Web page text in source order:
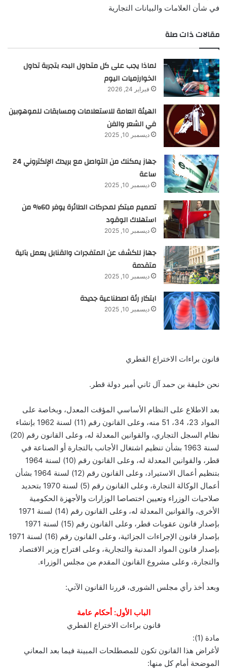
في شأن العلامات والبيانات التجارية
مقالات ذات صلة
لماذا يجب على كل متداول البدء بتجربة تداول
الخوارزميات اليوم
فبراير 24, 2026
الهيئة العامة للاستعلامات ومسابقات للموهوبين
في الشعر والفن
ديسمبر 10, 2025
جهاز يمكنك من التواصل مع بريدك الإلكتروني 24
ساعة
ديسمبر 10, 2025
تصميم مبتكر لمحركات الطائرة يوفر 60% من
استهلاك الوقود
ديسمبر 10, 2025
جهاز للكشف عن المتفجرات والقنابل يعمل بآلية
متقدمة
ديسمبر 10, 2025
ابتكار رئة اصطناعية جديدة
ديسمبر 10, 2025
قانون براءات الاختراع القطري
نحن خليفة بن حمد آل ثاني أمير دولة قطر.
بعد الاطلاع على النظام الأساسي المؤقت المعدل، وبخاصة على
المواد 23، 34، 51 منه، وعلى القانون رقم (11) لسنة 1962 بإنشاء
نظام السجل التجاري، والقوانين المعدلة له، وعلى القانون رقم (20)
لسنة 1963 بشأن تنظيم اشتغال الأجانب بالتجارة أو الصناعة في
قطر، والقوانين المعدلة له، وعلى القانون رقم (10) لسنة 1964
بتنظيم أعمال الاستيراد، وعلى القانون رقم (12) لسنة 1964 بشأن
أعمال الوكالة التجارة، وعلى القانون رقم (5) لسنة 1970 بتحديد
صلاحيات الوزراء وتعيين اختصاصا الوزارات والأجهزة الحكومية
الأخرى، والقوانين المعدلة له، وعلى القانون رقم (14) لسنة 1971
بإصدار قانون عقوبات قطر، وعلى القانون رقم (15) لسنة 1971
بإصدار قانون الإجراءات الجزائية، وعلى القانون رقم (16) لسنة 1971
بإصدار قانون المواد المدنية والتجارية، وعلى اقتراح وزير الاقتصاد
والتجارة، وعلى مشروع القانون المقدم من مجلس الوزراء.
وبعد أخذ رأي مجلس الشورى، قررنا القانون الآتي:
الباب الأول: أحكام عامة
قانون براءات الاختراع القطري
مادة (1):
لأغراض هذا القانون تكون للمصطلحات المبينة فيما بعد المعاني
الموضحة أمام كل منها: